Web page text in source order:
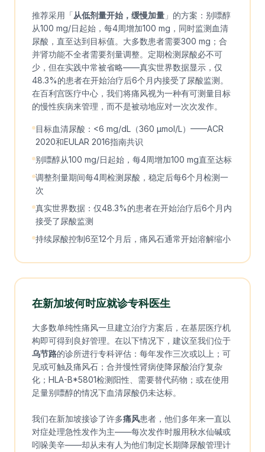
推荐采用「从低剂量开始，缓慢加量 」的方案：别嘌醇
从100 mg/日起始，每4周增加100 mg，同时监测血清
尿酸，直至达到目标值。大多数患者需要300 mg；合
并肾功能不全者需要剂量调整。定期检测尿酸必不可
少，但在实践中常被省略——真实世界数据显示，仅
48.3%的患者在开始治疗后6个月内接受了尿酸监测。
在百利宫医疗中心，我们将痛风视为一种有可测量目标
的慢性疾病来管理，而不是被动地应对一次次发作。
目标血清尿酸：<6 mg/dL（360 μmol/L）——ACR
2020和EULAR 2016指南共识
别嘌醇从100 mg/日起始，每4周增加100 mg直至达标
调整剂量期间每4周检测尿酸，稳定后每6个月检测一
次
真实世界数据：仅48.3%的患者在开始治疗后6个月内
接受了尿酸监测
持续尿酸控制6至12个月后，痛风石通常开始溶解缩小
在新加坡何时应就诊专科医生
大多数单纯性痛风一旦建立治疗方案后，在基层医疗机
构即可得到良好管理。在以下情况下，建议至我们位于
乌节路的诊所进行专科评估：每年发作三次或以上；可
见或可触及痛风石；合并慢性肾病使降尿酸治疗复杂
化；HLA-B*5801检测阳性、需要替代药物；或在使用
足量别嘌醇的情况下血清尿酸仍未达标。
我们在新加坡接诊了许多痛风患者，他们多年来一直以
对症处理急性发作为主——每次发作时服用秋水仙碱或
吲哚美辛——却从未有人为他们制定长期降尿酸管理计